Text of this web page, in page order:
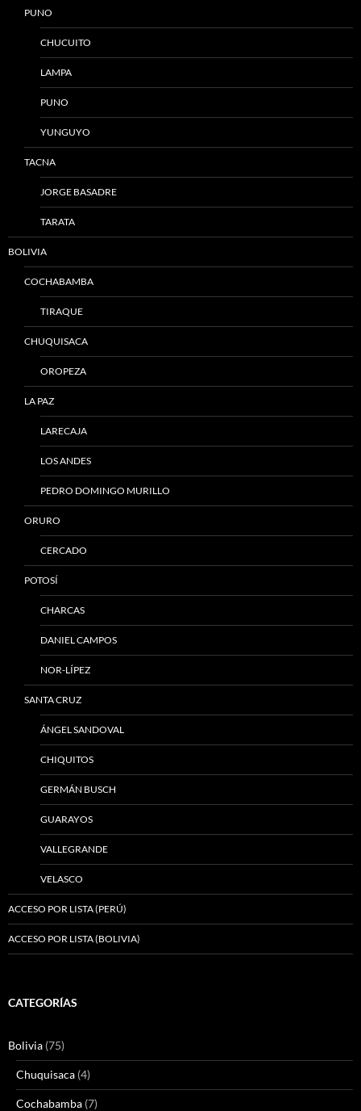
PUNO
CHUCUITO
LAMPA
PUNO
YUNGUYO
TACNA
JORGE BASADRE
TARATA
BOLIVIA
COCHABAMBA
TIRAQUE
CHUQUISACA
OROPEZA
LA PAZ
LARECAJA
LOS ANDES
PEDRO DOMINGO MURILLO
ORURO
CERCADO
POTOSÍ
CHARCAS
DANIEL CAMPOS
NOR-LÍPEZ
SANTA CRUZ
ÁNGEL SANDOVAL
CHIQUITOS
GERMÁN BUSCH
GUARAYOS
VALLEGRANDE
VELASCO
ACCESO POR LISTA (PERÚ)
ACCESO POR LISTA (BOLIVIA)
CATEGORÍAS
Bolivia (75)
Chuquisaca (4)
Cochabamba (7)